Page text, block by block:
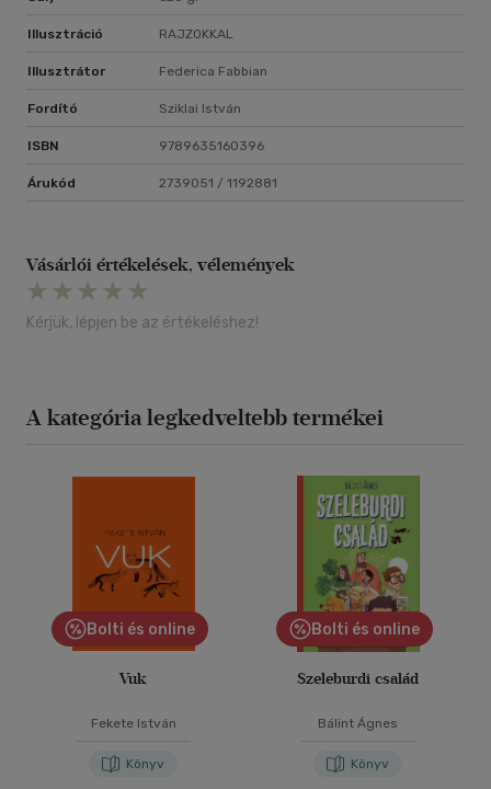
Illusztráció RAJZOKKAL
Illusztrátor Federica Fabbian
Fordító Sziklai István
ISBN 9789635160396
Árukód 2739051 / 1192881
Vásárlói értékelések, vélemények
Kérjük, lépjen be az értékeléshez!
A kategória legkedveltebb termékei
Bolti és online
Vuk
Fekete István
Könyv
Bolti és online
Szeleburdi család
Bálint Ágnes
Könyv